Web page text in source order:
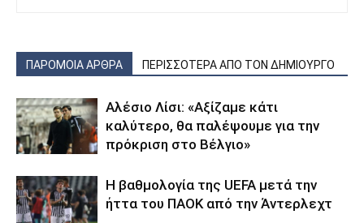
ΠΑΡΟΜΟΙΑ ΑΡΘΡΑ ΠΕΡΙΣΣΟΤΕΡΑ ΑΠΟ ΤΟΝ ΔΗΜΙΟΥΡΓΟ
Αλέσιο Λίσι: «Αξίζαμε κάτι
καλύτερο, θα παλέψουμε για την
πρόκριση στο Βέλγιο»
Η βαθμολογία της UEFA μετά την
ήττα του ΠΑΟΚ από την Άντερλεχτ